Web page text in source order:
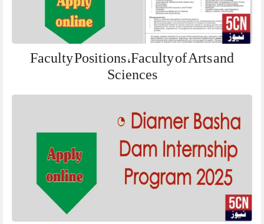
Faculty Positions ,Faculty of Arts and
Sciences